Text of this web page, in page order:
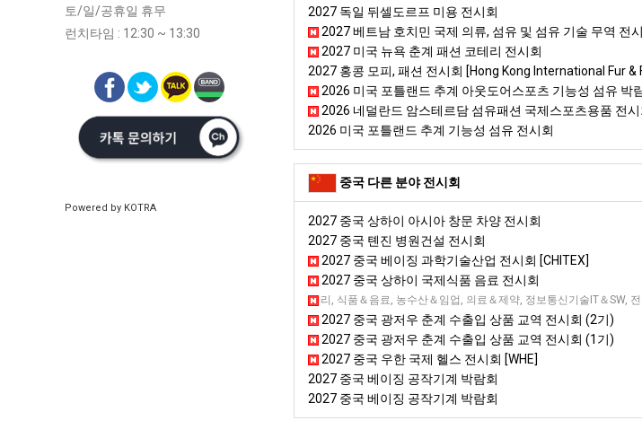
2027 독일 뒤셀도르프 미용 전시회
2027 베트남 호치민 국제 의류, 섬유 및 섬유 기술 무역 전
2027 미국 뉴욕 춘계 패션 코테리 전시회
2027 홍콩 모피, 패션 전시회 [Hong Kong International Fur &
2026 미국 포틀랜드 추계 아웃도어스포츠 기능성 섬유 박
2026 네덜란드 암스테르담 섬유패션 국제스포츠용품 전시
2026 미국 포틀랜드 추계 기능성 섬유 전시회
중국 다른 분야 전시회
2027 중국 상하이 아시아 창문 차양 전시회
2027 중국 톈진 병원건설 전시회
2027 중국 베이징 과학기술산업 전시회 [CHITEX]
2027 중국 상하이 국제식품 음료 전시회
뷰티＆미용용품, 국가종합전시회, 쥬얼리, 식품＆음료, 농수산＆임업, 의료＆제약, 정보통신기술IT＆
2027 중국 청두 서부 국제 전시회 [WCIF]
2027 중국 광저우 춘계 수출입 상품 교역 전시회 (2기)
2027 중국 광저우 춘계 수출입 상품 교역 전시회 (1기)
2027 중국 우한 국제 헬스 전시회 [WHE]
2027 중국 베이징 공작기계 박람회
2027 중국 베이징 공작기계 박람회
토/일/공휴일 휴무
런치타임 : 12:30 ~ 13:30
Powered by KOTRA